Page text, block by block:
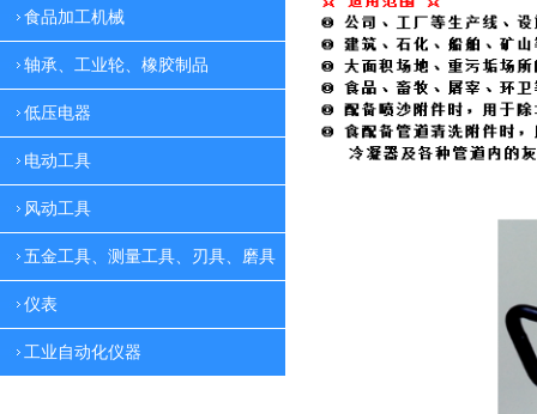
食品加工机械
轴承、工业轮、橡胶制品
低压电器
电动工具
风动工具
五金工具、测量工具、刃具、磨具
仪表
工业自动化仪器